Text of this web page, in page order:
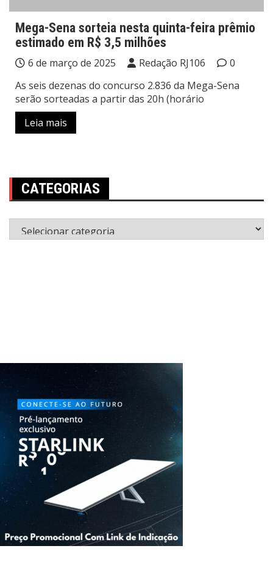
Mega-Sena sorteia nesta quinta-feira prêmio
estimado em R$ 3,5 milhões
6 de março de 2025 Redação RJ106
0
As seis dezenas do concurso 2.836 da Mega-Sena
serão sorteadas a partir das 20h (horário
Leia mais
CATEGORIAS
Categorias